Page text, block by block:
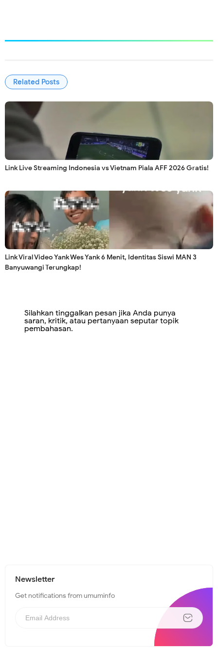
Related Posts
Link Live Streaming Indonesia vs Vietnam Piala AFF 2026 Gratis!
Link Viral Video Yank Wes Yank 6 Menit, Identitas Siswi MAN 3
Banyuwangi Terungkap!
Silahkan tinggalkan pesan jika Anda punya
saran, kritik, atau pertanyaan seputar topik
pembahasan.
Newsletter
Get notifications from umuminfo